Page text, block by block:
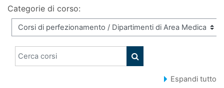
Categorie di corso:
Cerca corsi
CERCA CORSI
Espandi tutto